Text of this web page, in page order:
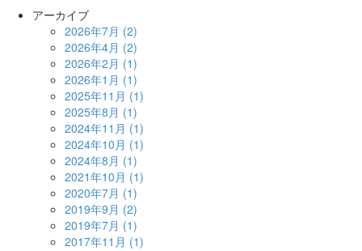
アーカイブ
2026年7月 (2)
2026年4月 (2)
2026年2月 (1)
2026年1月 (1)
2025年11月 (1)
2025年8月 (1)
2024年11月 (1)
2024年10月 (1)
2024年8月 (1)
2021年10月 (1)
2020年7月 (1)
2019年9月 (2)
2019年7月 (1)
2017年11月 (1)